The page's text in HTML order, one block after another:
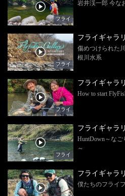
フライ
岩井渓一郎 今な
フライ
フライギャラ
傷めつけられた
根川水系
フライ
フライギャラ
How to start
フライ
フライギャラ
HuntDown～な
～
フライギャラ
僕たちのフライ